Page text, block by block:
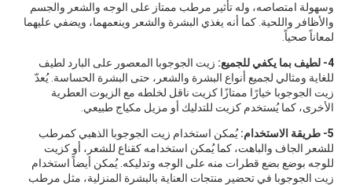
وسهولة امتصاصه، وله تأثير مرطب ممتاز على الوجه والشعر والجسم
والأظافر واللحية. كما أنه يغذي البشرة والشعر وينعمهما، ويضفي عليهما
لمعاناً صحياً.
4- لطيف بما يكفي للجميع:
زيت الجوجوبا المعصور على البارد لطيف
للغاية ومثالي لجميع أنواع البشرة والشعر، حتى البشرة الحساسة. يُعدّ
زيت الجوجوبا خيارًا ممتازًا كزيت ناقل لخلطه مع الزيوت العطرية
الأخرى، كما يُستخدم كزيت للتدليك أو مزيل مكياج طبيعي.
5- طريقة الاستخدام:
يُمكن استخدام زيت الجوجوبا الذهبي كمرطب
للشعر الجاف والباهت، كما يُمكن استخدامه كقناع للشعر، أو كزيت
للوجه بوضع بضع قطرات منه على الوجه وتدليكه. يُمكن أيضاً استخدام
زيت الجوجوبا في تحضير منتجات العناية بالبشرة المنزلية، مثل مرطب